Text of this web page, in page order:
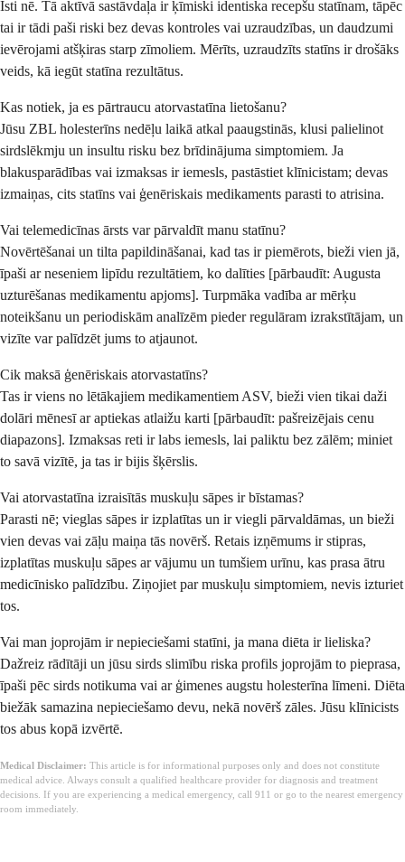
Īsti nē. Tā aktīvā sastāvdaļa ir ķīmiski identiska recepšu statīnam, tāpēc
tai ir tādi paši riski bez devas kontroles vai uzraudzības, un daudzumi
ievērojami atšķiras starp zīmoliem. Mērīts, uzraudzīts statīns ir drošāks
veids, kā iegūt statīna rezultātus.
Kas notiek, ja es pārtraucu atorvastatīna lietošanu?
Jūsu ZBL holesterīns nedēļu laikā atkal paaugstinās, klusi palielinot
sirdslēkmju un insultu risku bez brīdinājuma simptomiem. Ja
blakusparādības vai izmaksas ir iemesls, pastāstiet klīnicistam; devas
izmaiņas, cits statīns vai ģenēriskais medikaments parasti to atrisina.
Vai telemedicīnas ārsts var pārvaldīt manu statīnu?
Novērtēšanai un tilta papildināšanai, kad tas ir piemērots, bieži vien jā,
īpaši ar neseniem lipīdu rezultātiem, ko dalīties [pārbaudīt: Augusta
uzturēšanas medikamentu apjoms]. Turpmāka vadība ar mērķu
noteikšanu un periodiskām analīzēm pieder regulāram izrakstītājam, un
vizīte var palīdzēt jums to atjaunot.
Cik maksā ģenēriskais atorvastatīns?
Tas ir viens no lētākajiem medikamentiem ASV, bieži vien tikai daži
dolāri mēnesī ar aptiekas atlaižu karti [pārbaudīt: pašreizējais cenu
diapazons]. Izmaksas reti ir labs iemesls, lai paliktu bez zālēm; miniet
to savā vizītē, ja tas ir bijis šķērslis.
Vai atorvastatīna izraisītās muskuļu sāpes ir bīstamas?
Parasti nē; vieglas sāpes ir izplatītas un ir viegli pārvaldāmas, un bieži
vien devas vai zāļu maiņa tās novērš. Retais izņēmums ir stipras,
izplatītas muskuļu sāpes ar vājumu un tumšiem urīnu, kas prasa ātru
medicīnisko palīdzību. Ziņojiet par muskuļu simptomiem, nevis izturiet
tos.
Vai man joprojām ir nepieciešami statīni, ja mana diēta ir lieliska?
Dažreiz rādītāji un jūsu sirds slimību riska profils joprojām to pieprasa,
īpaši pēc sirds notikuma vai ar ģimenes augstu holesterīna līmeni. Diēta
biežāk samazina nepieciešamo devu, nekā novērš zāles. Jūsu klīnicists
tos abus kopā izvērtē.
Medical Disclaimer: This article is for informational purposes only and does not constitute
medical advice. Always consult a qualified healthcare provider for diagnosis and treatment
decisions. If you are experiencing a medical emergency, call 911 or go to the nearest emergency
room immediately.